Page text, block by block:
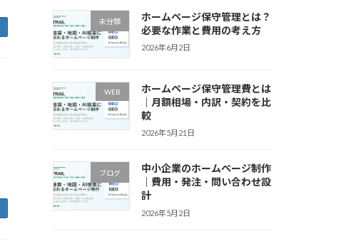
未分類
ホームページ保守管理とは？
必要な作業と費用の考え方
2026年6月2日
WEB
ホームページ保守管理費とは
｜月額相場・内訳・契約を比
較
2026年5月21日
ブログ
中小企業のホームページ制作
｜費用・発注・問い合わせ設
計
2026年5月2日